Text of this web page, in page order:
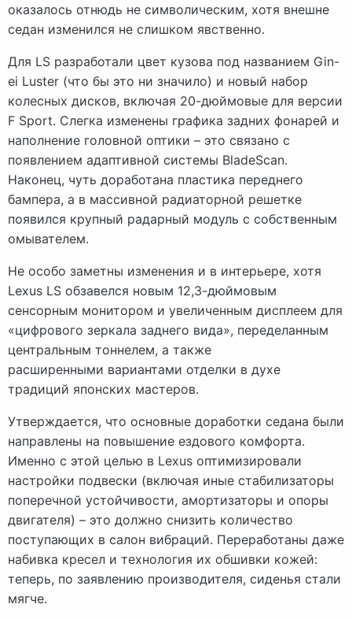
оказалось отнюдь не символическим, хотя внешне
седан изменился не слишком явственно.
Для LS разработали цвет кузова под названием Gin-
ei Luster (что бы это ни значило) и новый набор
колесных дисков, включая 20-дюймовые для версии
F Sport. Слегка изменены графика задних фонарей и
наполнение головной оптики – это связано с
появлением адаптивной системы BladeScan.
Наконец, чуть доработана пластика переднего
бампера, а в массивной радиаторной решетке
появился крупный радарный модуль с собственным
омывателем.
Не особо заметны изменения и в интерьере, хотя
Lexus LS обзавелся новым 12,3-дюймовым
сенсорным монитором и увеличенным дисплеем для
«цифрового зеркала заднего вида», переделанным
центральным тоннелем, а также
расширенными вариантами отделки в духе
традиций японских мастеров.
Утверждается, что основные доработки седана были
направлены на повышение ездового комфорта.
Именно с этой целью в Lexus оптимизировали
настройки подвески (включая иные стабилизаторы
поперечной устойчивости, амортизаторы и опоры
двигателя) – это должно снизить количество
поступающих в салон вибраций. Переработаны даже
набивка кресел и технология их обшивки кожей:
теперь, по заявлению производителя, сиденья стали
мягче.